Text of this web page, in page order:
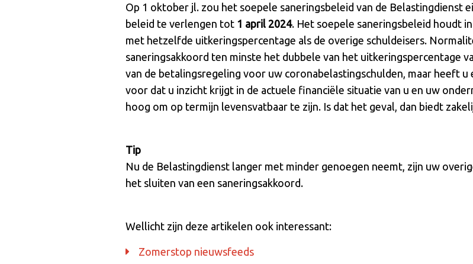
Op 1 oktober jl. zou het soepele saneringsbeleid van de Belastingdienst
beleid te verlengen tot 1 april 2024. Het soepele saneringsbeleid houdt
met hetzelfde uitkeringspercentage als de overige schuldeisers.
saneringsakkoord ten minste het dubbele van het uitkeringspercentage
van de betalingsregeling voor uw coronabelastingschulden, maar heeft
voor dat u inzicht krijgt in de actuele financiële situatie van u en uw
hoog om op termijn levensvatbaar te zijn. Is dat het geval, dan biedt
Tip
Nu de Belastingdienst langer met minder genoegen neemt, zijn uw
het sluiten van een saneringsakkoord.
Wellicht zijn deze artikelen ook interessant:
Zomerstop nieuwsfeeds